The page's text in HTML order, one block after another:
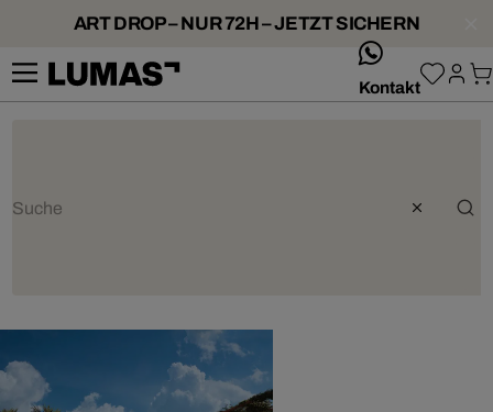
ART DROP – NUR 72H – JETZT SICHERN
Kontakt